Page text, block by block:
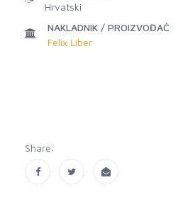
Hrvatski
NAKLADNIK / PROIZVOĐAČ
Felix Liber
Share: